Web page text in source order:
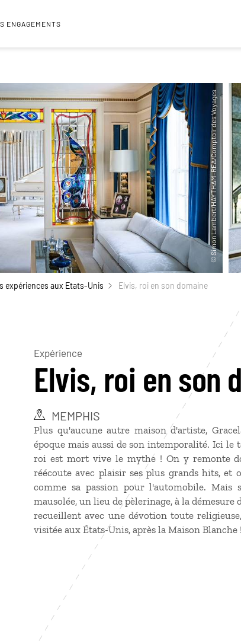
ENGAGEMENTS
expériences aux Etats-Unis Elvis, roi en son domaine
Expérience
Elvis, roi en son
MEMPHIS
Plus qu'aucune autre maison d'artiste,
époque mais aussi de son intemporalité. Ici le
roi est mort vive le mythe ! On y remonte
réécoute avec plaisir ses plus grands hits,
comme sa passion pour l'automobile. Mais
mausolée, un lieu de pèlerinage, à la
recueillent avec une dévotion toute
visitée aux États-Unis, après la Maison Blanche !